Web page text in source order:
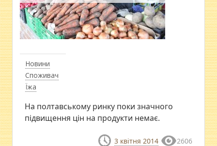
Новини
Споживач
Їжа
На полтавському ринку поки значного
підвищення цін на продукти немає.
3 квітня 2014 2606